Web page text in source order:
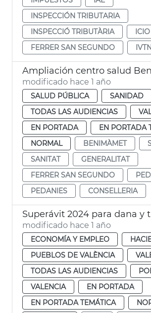
INSPECCIÓN TRIBUTARIA
INSPECCIÓ TRIBUTÀRIA
ICIO
FERRER SAN SEGUNDO
Ampliación centro salud
modificado hace 1 año
SALUD PÚBLICA
SANIDAD
TODAS LAS AUDIENCIAS
EN PORTADA
EN PORTADA
NORMAL
BENIMÀMET
SANITAT
GENERALITAT
FERRER SAN SEGUNDO
PEDANIES
CONSELLERIA
Superávit 2024 para dana y
modificado hace 1 año
ECONOMÍA Y EMPLEO
PUEBLOS DE VALÈNCIA
TODAS LAS AUDIENCIAS
VALENCIA
EN PORTADA
EN PORTADA TEMÁTICA